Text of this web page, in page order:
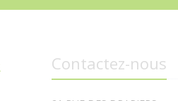
Contactez-nous